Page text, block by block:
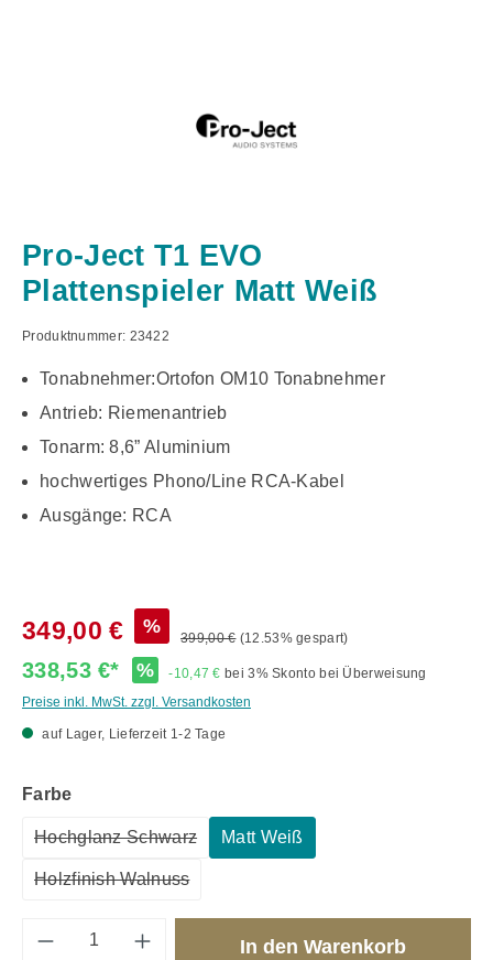
Pro-Ject T1 EVO
Plattenspieler Matt Weiß
Produktnummer: 23422
Tonabnehmer:Ortofon OM10 Tonabnehmer
Antrieb: Riemenantrieb
Tonarm: 8,6” Aluminium
hochwertiges Phono/Line RCA-Kabel
Ausgänge: RCA
349,00 € %
399,00 € (12.53% gespart)
338,53 €* % -10,47 € bei 3% Skonto bei Überweisung
Preise inkl. MwSt. zzgl. Versandkosten
auf Lager, Lieferzeit 1-2 Tage
Farbeauswählen
Hochglanz Schwarz Matt Weiß
Holzfinish Walnuss
Produkt Anzahl: Gib den gewünschten
In den Warenkorb